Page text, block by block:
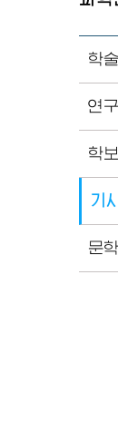
학
연
학보
기
문